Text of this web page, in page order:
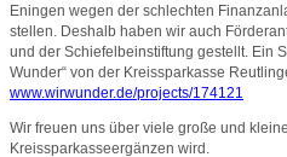
Eningen wegen der schlechten
stellen. Deshalb haben wir auch
und der Schiefelbeinstiftung gestellt. Ein
Wunder“ von der Kreissparkasse
www.wirwunder.de/projects/174121
Wir freuen uns über viele große und
Kreissparkasseergänzen wird.